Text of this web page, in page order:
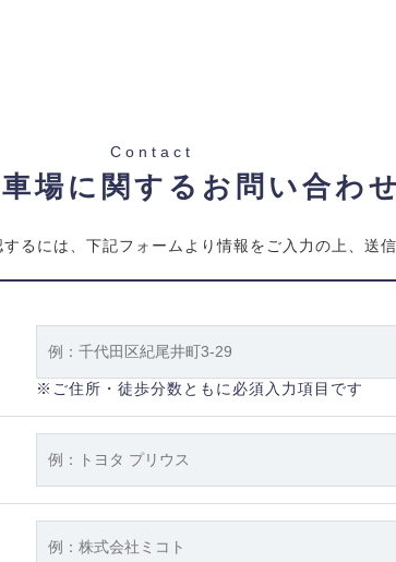
Contact
場に関するお問い合わせ
るには、下記フォームより情報をご入力の上、送信
※ご住所・徒歩分数ともに必須入力項目です